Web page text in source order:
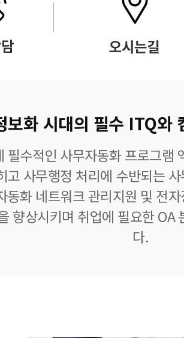
보화 시대의 필수 ITQ와
필수적인 사무자동화 프로그램
고 사무행정 처리에 수반되는
동화 네트워크 관리지원 및 전
향상시키며 취업에 필요한 OA
다.